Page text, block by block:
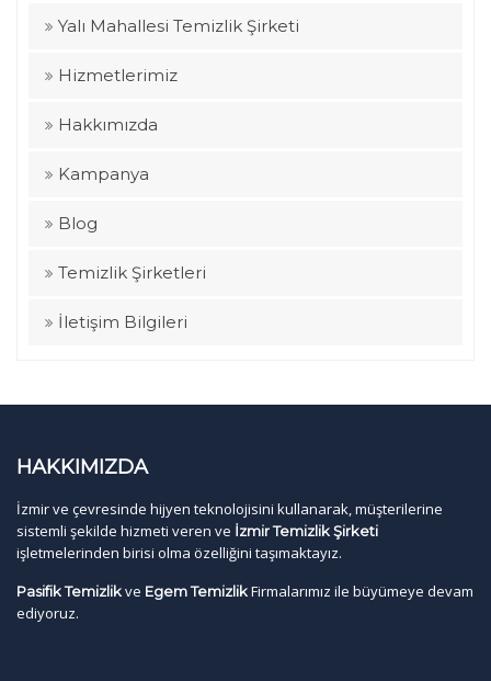
Yalı Mahallesi Temizlik Şirketi
Hizmetlerimiz
Hakkımızda
Kampanya
Blog
Temizlik Şirketleri
İletişim Bilgileri
HAKKIMIZDA
İzmir ve çevresinde hijyen teknolojisini kullanarak, müşterilerine
sistemli şekilde hizmeti veren ve İzmir Temizlik Şirketi
işletmelerinden birisi olma özelliğini taşımaktayız.
Pasifik Temizlikve Egem TemizlikFirmalarımız ile büyümeye devam
ediyoruz.